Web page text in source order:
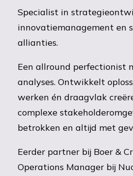
Specialist in
innovatiemanagement en
allianties.
Een allround perfectionist
analyses. Ontwikkelt
werken én draagvlak
complexe
betrokken en altijd met
Eerder partner bij Boer &
Operations Manager bij